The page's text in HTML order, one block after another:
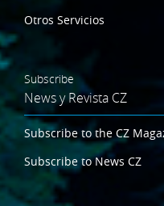
Otros Servicios
Subscribe
News y Revista CZ
Subscribe to the CZ
Subscribe to News CZ